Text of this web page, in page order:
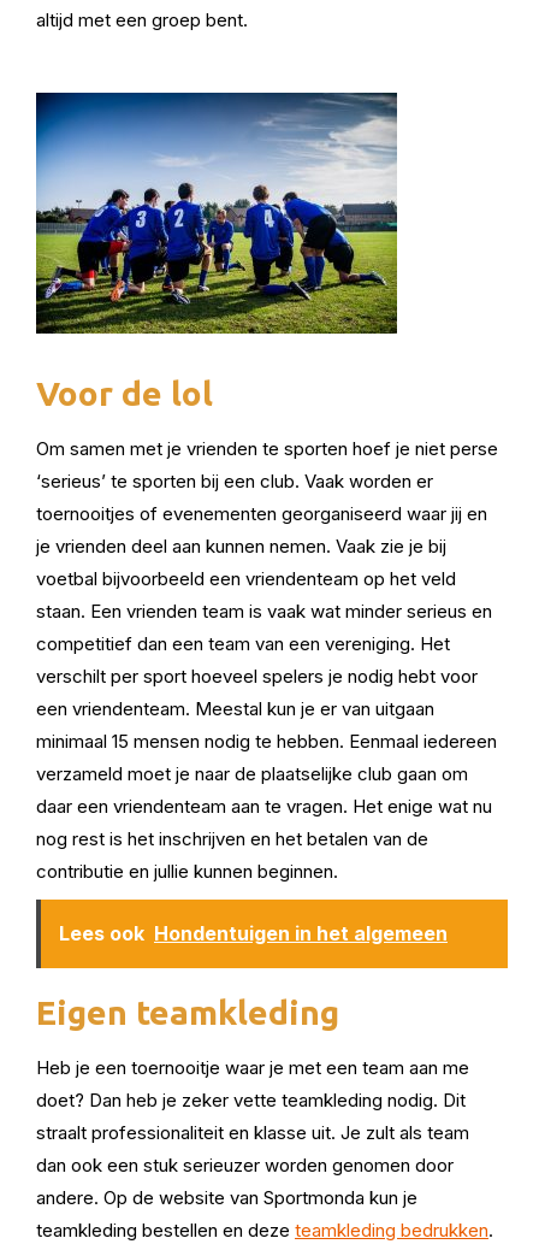
altijd met een groep bent.
Voor de lol
Om samen met je vrienden te sporten hoef je niet perse
‘serieus’ te sporten bij een club. Vaak worden er
toernooitjes of evenementen georganiseerd waar jij en
je vrienden deel aan kunnen nemen. Vaak zie je bij
voetbal bijvoorbeeld een vriendenteam op het veld
staan. Een vrienden team is vaak wat minder serieus en
competitief dan een team van een vereniging. Het
verschilt per sport hoeveel spelers je nodig hebt voor
een vriendenteam. Meestal kun je er van uitgaan
minimaal 15 mensen nodig te hebben. Eenmaal iedereen
verzameld moet je naar de plaatselijke club gaan om
daar een vriendenteam aan te vragen. Het enige wat nu
nog rest is het inschrijven en het betalen van de
contributie en jullie kunnen beginnen.
Lees ook Hondentuigen in het algemeen
Eigen teamkleding
Heb je een toernooitje waar je met een team aan me
doet? Dan heb je zeker vette teamkleding nodig. Dit
straalt professionaliteit en klasse uit. Je zult als team
dan ook een stuk serieuzer worden genomen door
andere. Op de website van Sportmonda kun je
teamkleding bestellen en deze teamkleding bedrukken.